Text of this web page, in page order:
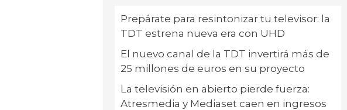
Prepárate para resintonizar tu televisor: la
TDT estrena nueva era con UHD
El nuevo canal de la TDT invertirá más de
25 millones de euros en su proyecto
La televisión en abierto pierde fuerza:
Atresmedia y Mediaset caen en ingresos